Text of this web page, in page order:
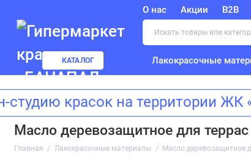
О нас Акции B2B
КАТАЛОГ Лакокрасочные
красок на территории ЖК
Масло деревозащитное для
Главная Лакокрасочные материалы Масло деревозащитное